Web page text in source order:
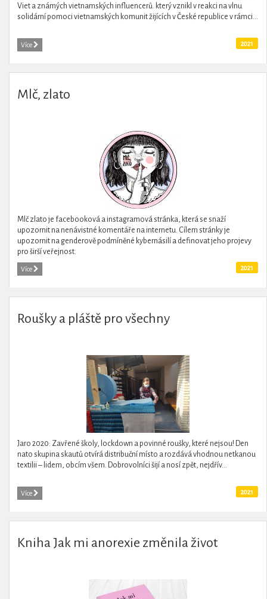
Viet a známých vietnamských influencerů. který vznikl v reakci na vlnu
solidární pomoci vietnamských komunit žijících v České republice v rámci...
Více 2021
Mlč, zlato
Mlč zlato je facebooková a instagramová stránka, která se snaží
upozornit na nenávistné komentáře na internetu. Cílem stránky je
upozornit na genderově podmíněné kybernásilí a definovat jeho projevy
pro širší veřejnost.
Více 2021
Roušky a pláště pro všechny
Jaro 2020: Zavřené školy, lockdown a povinné roušky, které nejsou! Den
nato skupina skautů otvírá distribuční místo a rozdává vhodnou netkanou
textilii – lidem, obcím všem. Dobrovolníci šijí a nosí zpět, nejdřív...
Více 2021
Kniha Jak mi anorexie změnila život